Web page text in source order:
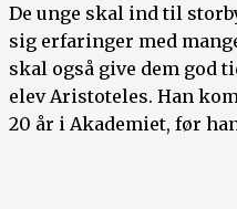
De unge skal ind til
sig erfaringer med
skal også give dem god
elev Aristoteles. Han
20 år i Akademiet, før